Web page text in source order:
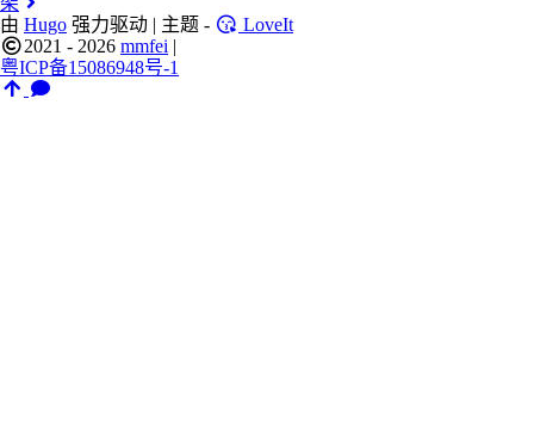
由 Hugo 强力驱动 | 主题 -
LoveIt
2021 - 2026 mmfei |
粤ICP备15086948号-1